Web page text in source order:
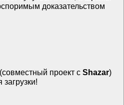
доказательством
проект сShazar)